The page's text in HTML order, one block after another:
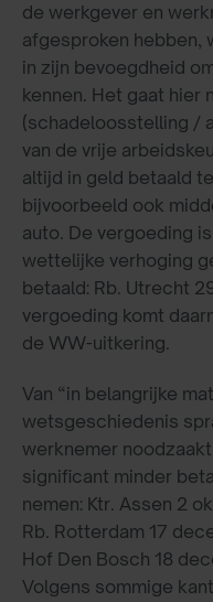
de werkgever en
afgesproken hebben,
in zijn bevoegdheid
kennen. Het gaat hier
(schadeloosstelling /
van de vrije
altijd in geld betaald
bijvoorbeeld ook
auto. De vergoeding
wettelijke verhoging
betaald: Rb. Utrecht
vergoeding komt
de WW-uitkering.
Van “in belangrijke
wetsgeschiedenis
werknemer
significant minder
nemen: Ktr. Assen 2
Rb. Rotterdam 17
Hof Den Bosch 18
Volgens sommige